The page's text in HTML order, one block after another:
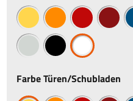
Farbe Türen/Schubladen